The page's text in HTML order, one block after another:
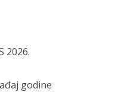
2026.
godine